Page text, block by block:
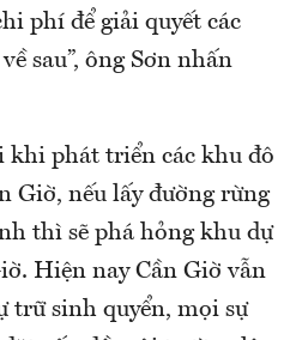
phí để giải quyết các
sau”, ông Sơn nhấn
khi phát triển các khu đô
Giờ, nếu lấy đường rừng
thì sẽ phá hỏng khu dự
Hiện nay Cần Giờ vẫn
trữ sinh quyển, mọi sự